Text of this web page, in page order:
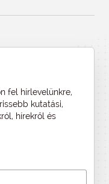
fel hírlevelünkre,
kutatási,
hírekről és